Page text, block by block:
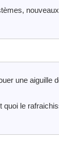
une aiguille
quoi le